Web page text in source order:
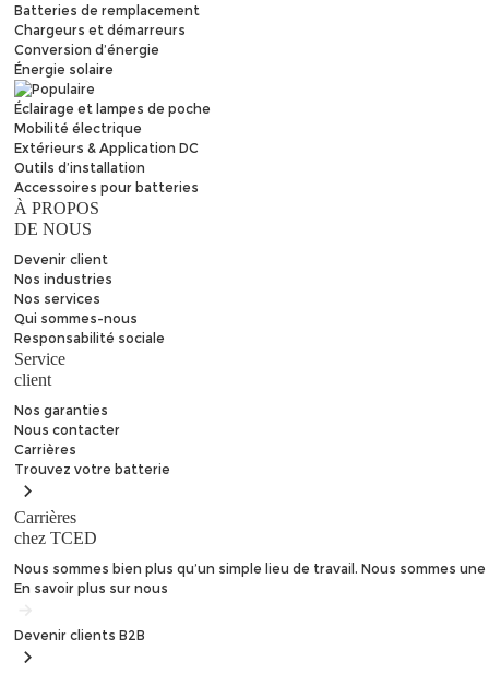
Batteries de remplacement
Chargeurs et démarreurs
Conversion d’énergie
Énergie solaire
Éclairage et lampes de poche
Mobilité électrique
Extérieurs & Application DC
Outils d’installation
Accessoires pour batteries
À PROPOS
DE NOUS
Devenir client
Nos industries
Nos services
Qui sommes-nous
Responsabilité sociale
Service
client
Nos garanties
Nous contacter
Carrières
Trouvezvotre batterie
Carrières
chez TCED
Nous sommes bien plus qu’un simple lieu de travail. Nous sommes
En savoir plus sur nous
Devenir clients B2B